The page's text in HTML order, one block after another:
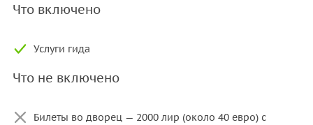
Что включено
Услуги гида
Что не включено
Билеты во дворец — 2000 лир (около 40 евро) с